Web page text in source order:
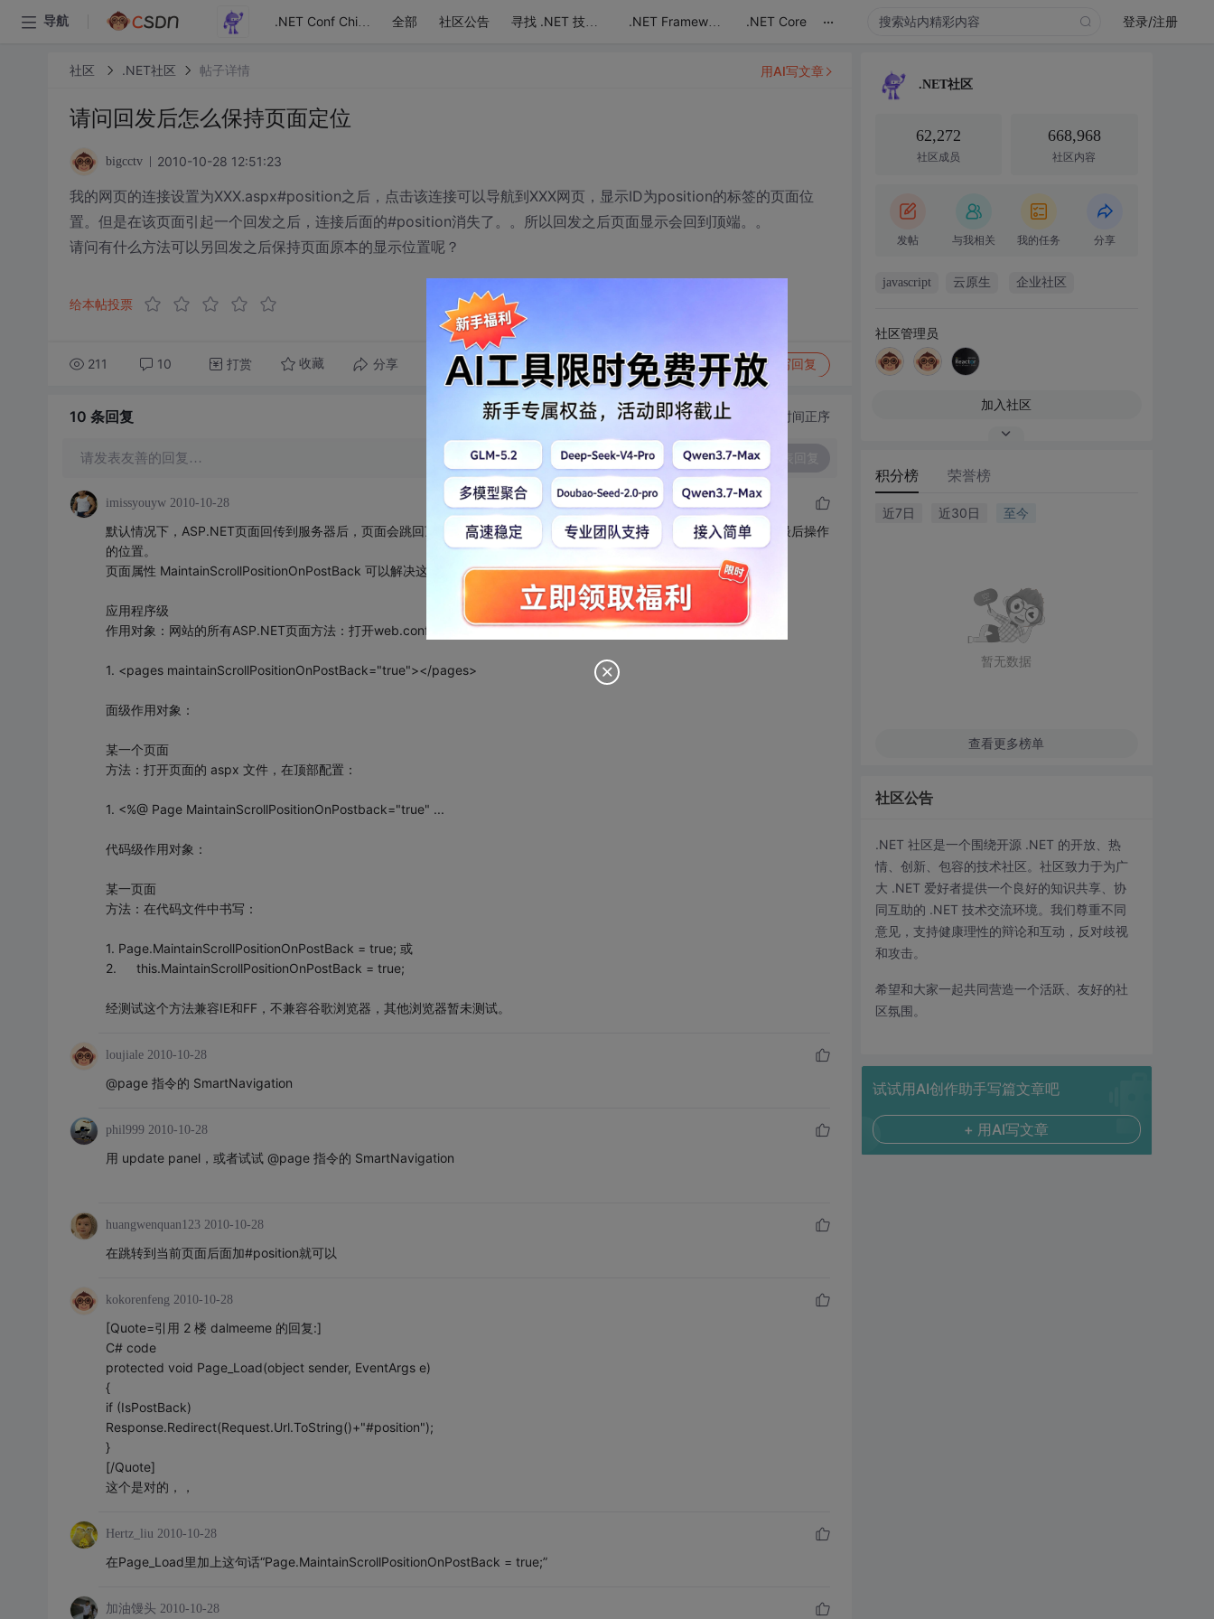
导航 .NET Conf China 全部 社区公告 寻找 .NET 技术达人 .NET Framework .NET Core ... 登录/注册
社区 .NET社区 帖子详情
请问回发后怎么保持页面定位
bigcctv 2010-10-28 12:51:23
我的网页的连接设置为XXX.aspx#position之后，点击该连接可以导航到XXX网页，显示ID为position的标签的页面位
置。但是在该页面引起一个回发之后，连接后面的#position消失了。。所以回发之后页面显示会回到顶端。。
请问有什么方法可以另回发之后保持页面原本的显示位置呢？
给本帖投票
211 10 打赏 收藏 分享 转发到动态 举报 写回复
用AI写文章
10 条回复 切换为时间正序
请发表友善的回复…
imissyouyw 2010-10-28
默认情况下，ASP.NET页面回传到服务器后，页面会跳回顶部。对于一个内容较多的页面，你或许有需要自动滚动到用户最后操作
的位置。
页面属性 MaintainScrollPositionOnPostBack 可以解决这样的问题，有以下3种方法。
应用程序级
作用对象：网站的所有ASP.NET页面方法：打开web.config，在<system.web>节点下配置：
1. <pages maintainScrollPositionOnPostBack="true"></pages>
面级作用对象：
某一个页面
方法：打开页面的 aspx 文件，在顶部配置：
1. <%@ Page MaintainScrollPositionOnPostback="true" ...
代码级作用对象：
某一页面
方法：在代码文件中书写：
1. Page.MaintainScrollPositionOnPostBack = true; 或
2. this.MaintainScrollPositionOnPostBack = true;
经测试这个方法兼容IE和FF，不兼容谷歌浏览器，其他浏览器暂未测试。
loujiale 2010-10-28
@page 指令的 SmartNavigation
phil999 2010-10-28
用 update panel，或者试试 @page 指令的 SmartNavigation
huangwenquan123 2010-10-28
在跳转到当前页面后面加#position就可以
kokorenfeng 2010-10-28
[Quote=引用 2 楼 dalmeeme 的回复:]
C# code
protected void Page_Load(object sender, EventArgs e)
{
if (IsPostBack)
Response.Redirect(Request.Url.ToString()+"#position");
}
[/Quote]
这个是对的，，
Hertz_liu 2010-10-28
在Page_Load里加上这句话“Page.MaintainScrollPositionOnPostBack = true;”
加油馒头 2010-10-28
.NET社区
62,272
社区成员
668,968
社区内容
发帖 与我相关 我的任务 分享
javascript 云原生 企业社区
社区管理员
加入社区
积分榜 荣誉榜
近7日 近30日 至今
暂无数据
查看更多榜单
社区公告
.NET 社区是一个围绕开源 .NET 的开放、热
情、创新、包容的技术社区。社区致力于为广
大 .NET 爱好者提供一个良好的知识共享、协
同互助的 .NET 技术交流环境。我们尊重不同
意见，支持健康理性的辩论和互动，反对歧视
和攻击。
希望和大家一起共同营造一个活跃、友好的社
区氛围。
试试用AI创作助手写篇文章吧
+ 用AI写文章